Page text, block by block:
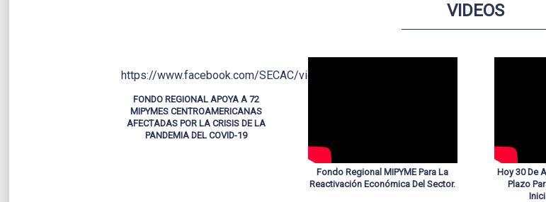
VIDEOS
https://www.facebook.com/SECAC/videos/652246619485789
FONDO REGIONAL APOYA A 72
MIPYMES CENTROAMERICANAS
AFECTADAS POR LA CRISIS DE LA
PANDEMIA DEL COVID-19
Fondo Regional MIPYME Para La
Reactivación Económica Del Sector.
Hoy 30 De
Plazo